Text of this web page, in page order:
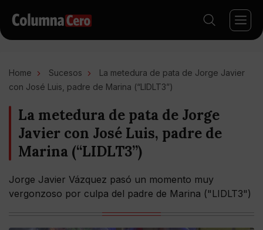
Home Sucesos
La metedura de pata de Jorge Javier
con José Luis, padre de Marina (“LIDLT3”)
La metedura de pata de Jorge
Javier con José Luis, padre de
Marina (“LIDLT3”)
Jorge Javier Vázquez pasó un momento muy
vergonzoso por culpa del padre de Marina ("LIDLT3")